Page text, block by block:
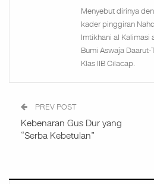
Menyebut dirinya
kader pinggiran
Imtikhani al Kalimasi
Bumi Aswaja
Klas IIB Cilacap.
PREV POST
Kebenaran Gus Dur yang
“Serba Kebetulan”